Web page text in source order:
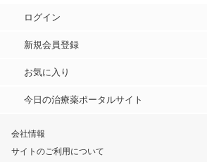
ログイン
新規会員登録
お気に入り
今日の治療薬ポータルサイト
会社情報
サイトのご利用について